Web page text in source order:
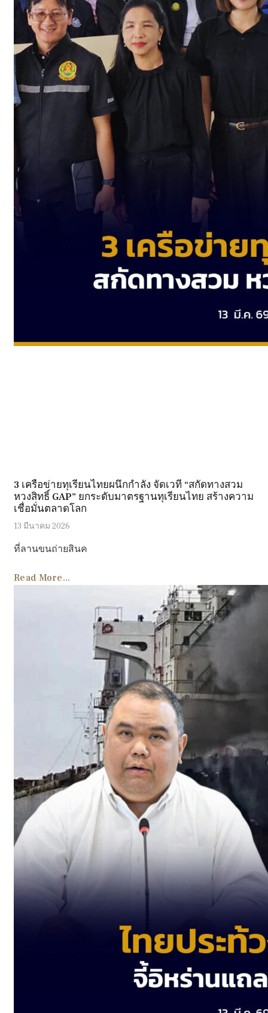
3 เครือข่ายทุเรียนไทยผนึกกำลัง จัดเวที “สกัดทางสวม
หวงสิทธิ์ GAP” ยกระดับมาตรฐานทุเรียนไทย สร้างความ
เชื่อมั่นตลาดโลก
13 มีนาคม 2026
ที่ลานขนถ่ายสินค
Read More...